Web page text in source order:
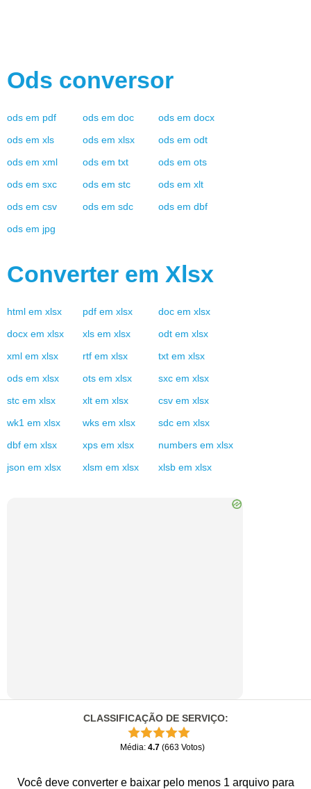
Ods conversor
ods em pdf ods em doc ods em docx
ods em xls ods em xlsx ods em odt
ods em xml ods em txt ods em ots
ods em sxc ods em stc ods em xlt
ods em csv ods em sdc ods em dbf
ods em jpg
Converter em Xlsx
html em xlsx pdf em xlsx doc em xlsx
docx em xlsx xls em xlsx odt em xlsx
xml em xlsx rtf em xlsx txt em xlsx
ods em xlsx ots em xlsx sxc em xlsx
stc em xlsx xlt em xlsx csv em xlsx
wk1 em xlsx wks em xlsx sdc em xlsx
dbf em xlsx xps em xlsx numbers em xlsx
json em xlsx xlsm em xlsx xlsb em xlsx
CLASSIFICAÇÃO DE SERVIÇO:
Média: 4.7 (663 Votos)
Você deve converter e baixar pelo menos 1 arquivo para